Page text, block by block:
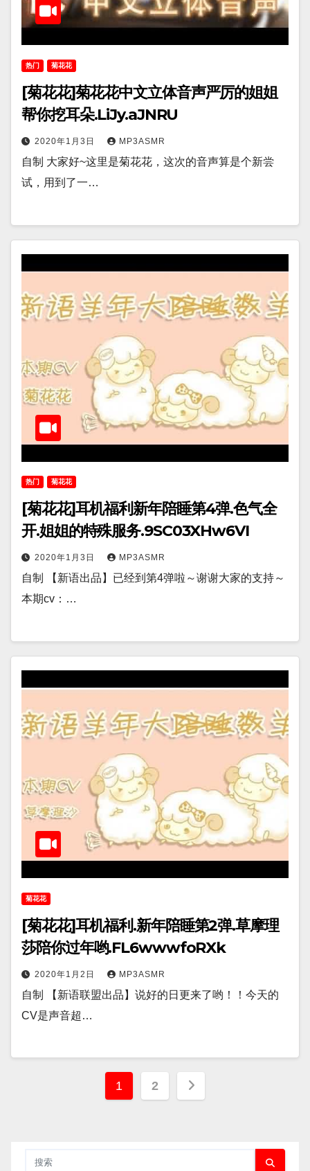
热门 菊花花
[菊花花]菊花花中文立体音声严厉的姐姐
帮你挖耳朵.LiJy.aJNRU
2020年1月3日 MP3ASMR
自制 大家好~这里是菊花花，这次的音声算是个新尝
试，用到了一…
热门 菊花花
[菊花花]耳机福利新年陪睡第4弹.色气全
开.姐姐的特殊服务.9SC03XHw6VI
2020年1月3日 MP3ASMR
自制 【新语出品】已经到第4弹啦～谢谢大家的支持～
本期cv：…
菊花花
[菊花花]耳机福利.新年陪睡第2弹.草摩理
莎陪你过年哟.FL6wwwfoRXk
2020年1月2日 MP3ASMR
自制 【新语联盟出品】说好的日更来了哟！！今天的
CV是声音超…
文
1 2